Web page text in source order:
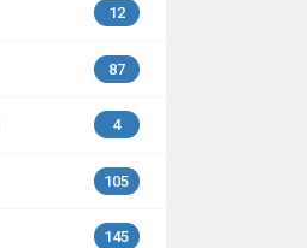
12
87
4
105
145